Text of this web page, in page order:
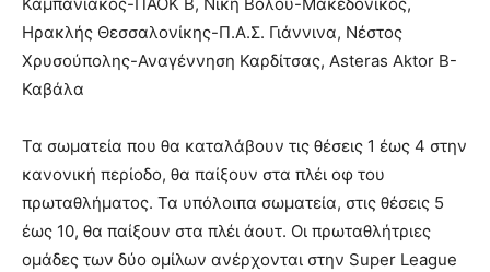
Καμπανιακός-ΠΑΟΚ Β, Νίκη Βόλου-Μακεδονικός,
Ηρακλής Θεσσαλονίκης-Π.Α.Σ. Γιάννινα, Νέστος
Χρυσούπολης-Αναγέννηση Καρδίτσας, Asteras Aktor Β-
Καβάλα
Τα σωματεία που θα καταλάβουν τις θέσεις 1 έως 4 στην
κανονική περίοδο, θα παίξουν στα πλέι οφ του
πρωταθλήματος. Τα υπόλοιπα σωματεία, στις θέσεις 5
έως 10, θα παίξουν στα πλέι άουτ. Οι πρωταθλήτριες
ομάδες των δύο ομίλων ανέρχονται στην Super League